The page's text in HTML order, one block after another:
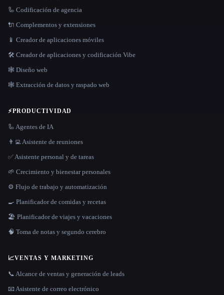
🦾 Codificación de agencia
🔌 Complementos y extensiones
📱 Creador de aplicaciones móviles
🛠️ Creador de aplicaciones y codificación Vibe
🕸 Diseño web
🕸️ Extracción de datos y raspado web
⚡PRODUCTIVIDAD
🦾 Agentes de IA
👨‍💻 Asistente de reuniones
✅ Asistente personal y de tareas
🌱 Crecimiento y bienestar personales
⚙️ Flujo de trabajo y automatización
🍳 Planificador de comidas y recetas
🏖 Planificador de viajes y vacaciones
🧠 Toma de notas y segundo cerebro
📈VENTAS Y MARKETING
📞 Alcance de ventas y generación de leads
📧 Asistente de correo electrónico